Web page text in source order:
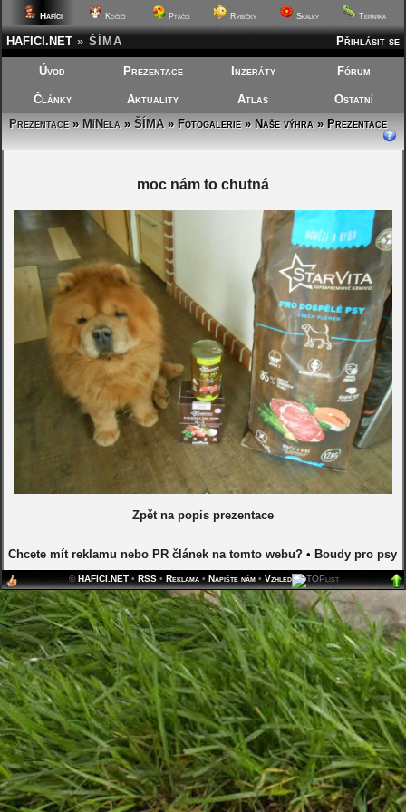
Hafíci Kočičí Ptáčci Rybičky Skalky Terárka
Přihlásit se
HAFICI.NET » ŠÍMA
Úvod Prezentace Inzeráty Fórum
Články Aktuality Atlas
Ostatní
Prezentace» MíNela »ŠÍMA» Fotogalerie » Naše výhra » Prezentace
moc nám to chutná
Zpět na popis prezentace
Chcete mít reklamu nebo PR článek na tomto webu? • Boudy pro psy
©HAFICI.NET •RSS •Reklama •Napište nám •Vzhled